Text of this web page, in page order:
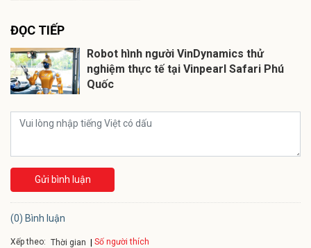
ĐỌC TIẾP
Robot hình người VinDynamics thử
nghiệm thực tế tại Vinpearl Safari Phú
Quốc
Gửi bình luận
(0) Bình luận
Xếp theo: Thời gian Số người thích